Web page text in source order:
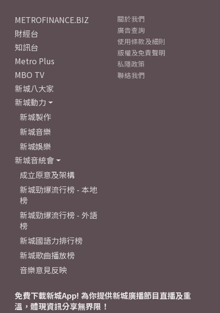
METROFINANCE.BIZ
財經台
知訊台
Metro Plus
MBO TV
新城八大家
新城動力
新城製作
新城音樂
新城娛樂
新城音統會
成立原意及架構
新城勁爆流行榜 - 本地
榜
新城勁爆流行榜 - 外語
榜
新城國語力排行榜
新城歌曲播放榜
音樂意見反映
關於我們
廣告查詢
使用條款及細則
版權及免責聲明
私隱政策
聯絡我們
免費下載新城App! 為你提供新城廣播節目直播及重
溫，體現資訊分享無界限！